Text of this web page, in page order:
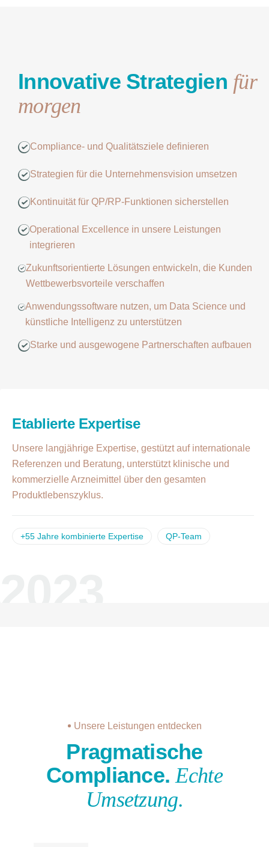
Innovative Strategien für
morgen
Compliance- und Qualitätsziele definieren
Strategien für die Unternehmensvision umsetzen
Kontinuität für QP/RP-Funktionen sicherstellen
Operational Excellence in unsere Leistungen
integrieren
Zukunftsorientierte Lösungen entwickeln, die Kunden
Wettbewerbsvorteile verschaffen
Anwendungssoftware nutzen, um Data Science und
künstliche Intelligenz zu unterstützen
Starke und ausgewogene Partnerschaften aufbauen
Etablierte Expertise
Unsere langjährige Expertise, gestützt auf internationale
Referenzen und Beratung, unterstützt klinische und
kommerzielle Arzneimittel über den gesamten
Produktlebenszyklus.
+55 Jahre kombinierte Expertise QP-Team
Unsere Leistungen entdecken
Pragmatische
Compliance. Echte
Umsetzung.